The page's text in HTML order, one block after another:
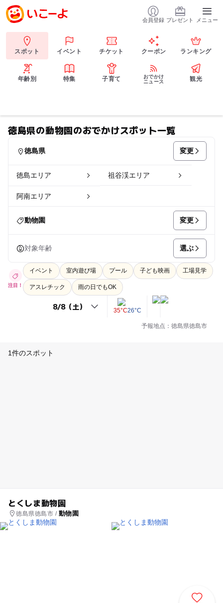
会員登録 プレゼント メニュー
スポット イベント チケット クーポン ランキング
年齢別 特集 子育て
おでかけ
ニュース
観光
徳島県の動物園のおでかけスポット一覧
徳島県 変更
徳島エリア 祖谷渓エリア
阿南エリア
動物園 変更
対象年齢 選ぶ
注目！
イベント 室内遊び場 プール 子ども映画 工場見学
アスレチック 雨の日でもOK
35°C26°C
予報地点：徳島県徳島市
1件のスポット
とくしま動物園
徳島県徳島市 / 動物園